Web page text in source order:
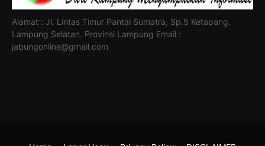
Alamat : Jl. Lintas Timur Pantai Sumatra, Sp.5 Ketapang.
Lampung Selatan. Provinsi Lampung Email :
jabungonline@gmail.com